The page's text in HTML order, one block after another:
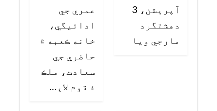
آپريشن، 3
دهشتگرد
مارجي ويا
عمري جي
ادائيگي،
خانه ڪعبه ۾
حاضري جي
سعادت، ملڪ
۽ قوم لاءِ…